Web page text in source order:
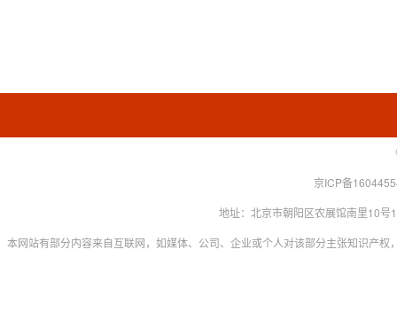
京ICP备
地址：北京市朝阳区农展馆南里10
本网站有部分内容来自互联网，如媒体、公司、企业或个人对该部分主张知识产